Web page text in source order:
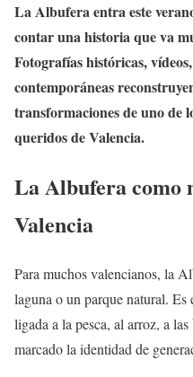
La Albufera entra este
contar una historia que va
Fotografías históricas,
contemporáneas
transformaciones de uno de
queridos de Valencia.
La Albufera como
Valencia
Para muchos valencianos, la
laguna o un parque natural.
ligada a la pesca, al arroz, a
marcado la identidad de